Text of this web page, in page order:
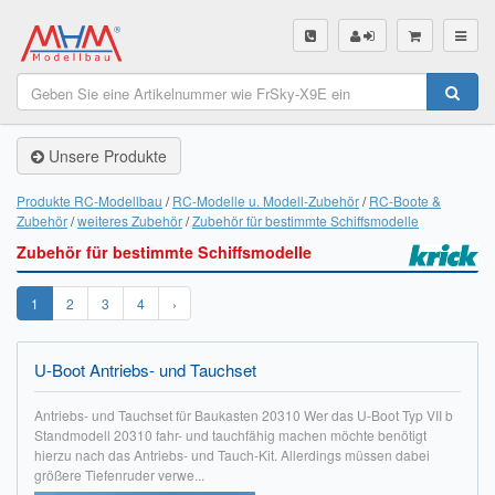
SHOP
Unsere Produkte
Servo Finder
BL-Motor Finder
Schiffsschrauben Finder
Räder Finder
Luftschrauben Finder
Sendungsverfolgung DHL
Unsere Produkte
Produkte RC-Modellbau RC-Modelle u. Modell-Zubehör RC-Boote &
Zubehör weiteres Zubehör Zubehör für bestimmte Schiffsmodelle
Zubehör für bestimmte Schiffsmodelle
1 2 3 4 ›
U-Boot Antriebs- und Tauchset
Antriebs- und Tauchset für Baukasten 20310 Wer das U-Boot Typ VII b
Standmodell 20310 fahr- und tauchfähig machen möchte benötigt
hierzu nach das Antriebs- und Tauch-Kit. Allerdings müssen dabei
größere Tiefenruder verwe...